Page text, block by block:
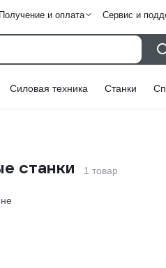
Получение и оплата Сервис и
Силовая техника Станки
станки 1 товар